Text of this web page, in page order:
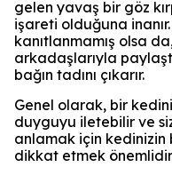
gelen yavaş bir göz
işareti olduğuna
kanıtlanmamış olsa
arkadaşlarıyla
bağın tadını çıkarır.
Genel olarak, bir
duyguyu iletebilir ve
anlamak için kedinizin
dikkat etmek